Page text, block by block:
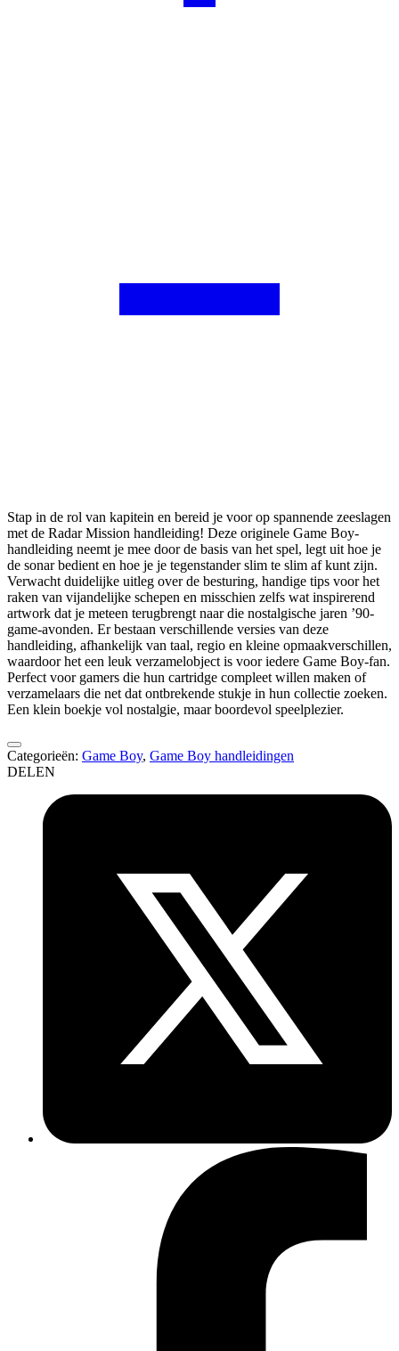
Stap in de rol van kapitein en bereid je voor op spannende zeeslagen
met de Radar Mission handleiding! Deze originele Game Boy-
handleiding neemt je mee door de basis van het spel, legt uit hoe je
de sonar bedient en hoe je je tegenstander slim te slim af kunt zijn.
Verwacht duidelijke uitleg over de besturing, handige tips voor het
raken van vijandelijke schepen en misschien zelfs wat inspirerend
artwork dat je meteen terugbrengt naar die nostalgische jaren ’90-
game-avonden. Er bestaan verschillende versies van deze
handleiding, afhankelijk van taal, regio en kleine opmaakverschillen,
waardoor het een leuk verzamelobject is voor iedere Game Boy-fan.
Perfect voor gamers die hun cartridge compleet willen maken of
verzamelaars die net dat ontbrekende stukje in hun collectie zoeken.
Een klein boekje vol nostalgie, maar boordevol speelplezier.
Categorieën: Game Boy, Game Boy handleidingen
DELEN